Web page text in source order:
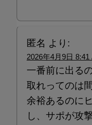
匿名 より:
2026年4月9日 8:41
一番前に出る
取れってのは
余裕あるのに
し、サポが攻